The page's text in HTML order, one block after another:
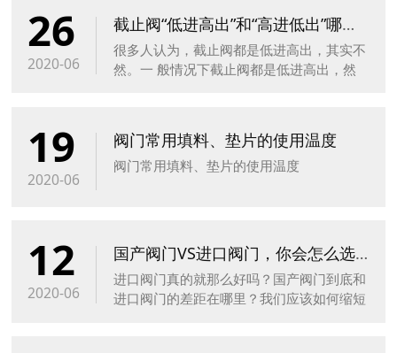
26
2020-06
截止阀“低进高出”和“高进低出”哪个好？
很多人认为，截止阀都是低进高出，其实不
然。一 般情况下截止阀都是低进高出，然
19
2020-06
阀门常用填料、垫片的使用温度
阀门常用填料、垫片的使用温度
12
2020-06
国产阀门VS进口阀门，你会怎么选择？
进口阀门真的就那么好吗？国产阀门到底和
进口阀门的差距在哪里？我们应该如何缩短